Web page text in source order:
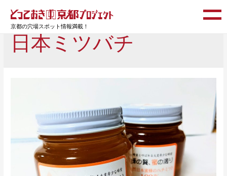
京都の穴場スポット情報満載！
日本ミツバチ